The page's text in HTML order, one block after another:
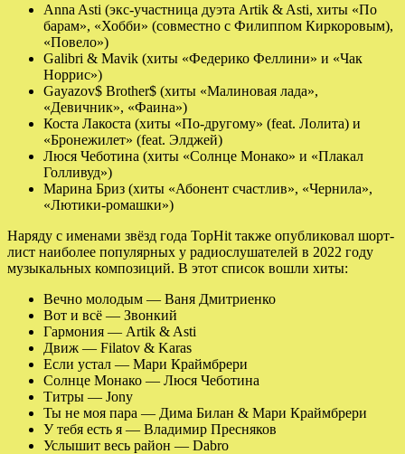
Anna Asti (экс-участница дуэта Artik & Asti, хиты «По
барам», «Хобби» (совместно с Филиппом Киркоровым),
«Повело»)
Galibri & Mavik (хиты «Федерико Феллини» и «Чак
Норрис»)
Gayazov$ Brother$ (хиты «Малиновая лада»,
«Девичник», «Фаина»)
Коста Лакоста (хиты «По-другому» (feat. Лолита) и
«Бронежилет» (feat. Элджей)
Люся Чеботина (хиты «Солнце Монако» и «Плакал
Голливуд»)
Марина Бриз (хиты «Абонент счастлив», «Чернила»,
«Лютики-ромашки»)
Наряду с именами звёзд года TopHit также опубликовал шорт-
лист наиболее популярных у радиослушателей в 2022 году
музыкальных композиций. В этот список вошли хиты:
Вечно молодым — Ваня Дмитриенко
Вот и всё — Звонкий
Гармония — Artik & Asti
Движ — Filatov & Karas
Если устал — Мари Краймбрери
Солнце Монако — Люся Чеботина
Титры — Jony
Ты не моя пара — Дима Билан & Мари Краймбрери
У тебя есть я — Владимир Пресняков
Услышит весь район — Dabro